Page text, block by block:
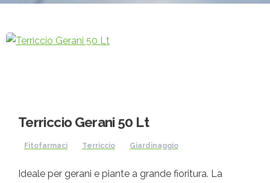
Terriccio Gerani 50 Lt
Fitofarmaci Terriccio Giardinaggio
Ideale per gerani e piante a grande fioritura. La